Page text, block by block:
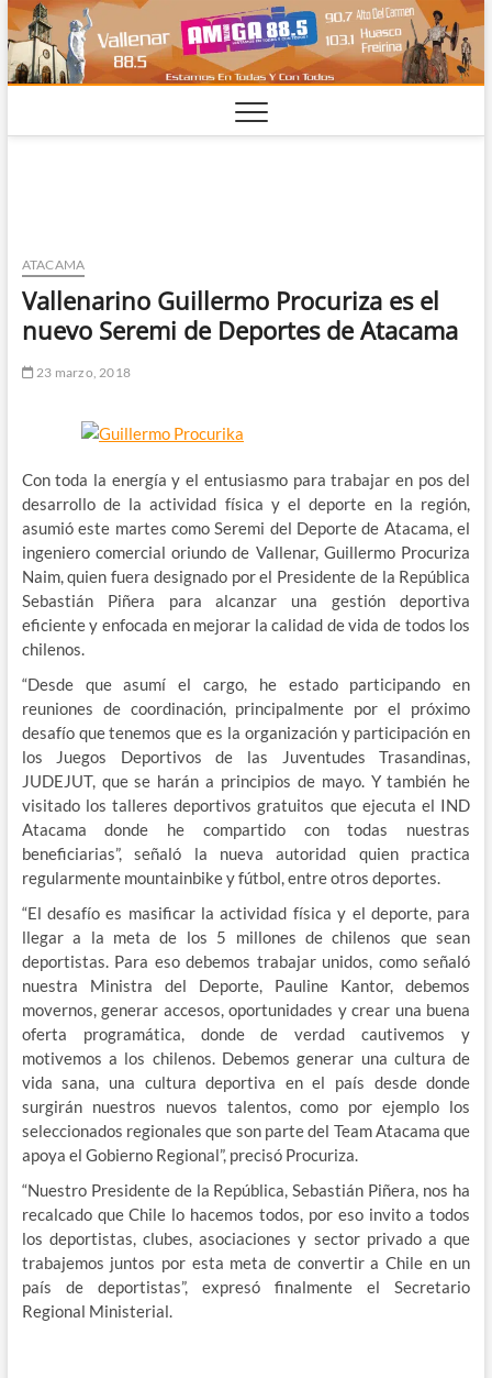
Saltar
al
contenido
ATACAMA
Vallenarino Guillermo Procuriza es el
nuevo Seremi de Deportes de Atacama
23 marzo, 2018
Con toda la energía y el entusiasmo para trabajar en pos del
desarrollo de la actividad física y el deporte en la región,
asumió este martes como Seremi del Deporte de Atacama, el
ingeniero comercial oriundo de Vallenar, Guillermo Procuriza
Naim, quien fuera designado por el Presidente de la República
Sebastián Piñera para alcanzar una gestión deportiva
eficiente y enfocada en mejorar la calidad de vida de todos los
chilenos.
“Desde que asumí el cargo, he estado participando en
reuniones de coordinación, principalmente por el próximo
desafío que tenemos que es la organización y participación en
los Juegos Deportivos de las Juventudes Trasandinas,
JUDEJUT, que se harán a principios de mayo. Y también he
visitado los talleres deportivos gratuitos que ejecuta el IND
Atacama donde he compartido con todas nuestras
beneficiarias”, señaló la nueva autoridad quien practica
regularmente mountainbike y fútbol, entre otros deportes.
“El desafío es masificar la actividad física y el deporte, para
llegar a la meta de los 5 millones de chilenos que sean
deportistas. Para eso debemos trabajar unidos, como señaló
nuestra Ministra del Deporte, Pauline Kantor, debemos
movernos, generar accesos, oportunidades y crear una buena
oferta programática, donde de verdad cautivemos y
motivemos a los chilenos. Debemos generar una cultura de
vida sana, una cultura deportiva en el país desde donde
surgirán nuestros nuevos talentos, como por ejemplo los
seleccionados regionales que son parte del Team Atacama que
apoya el Gobierno Regional”, precisó Procuriza.
“Nuestro Presidente de la República, Sebastián Piñera, nos ha
recalcado que Chile lo hacemos todos, por eso invito a todos
los deportistas, clubes, asociaciones y sector privado a que
trabajemos juntos por esta meta de convertir a Chile en un
país de deportistas”, expresó finalmente el Secretario
Regional Ministerial.